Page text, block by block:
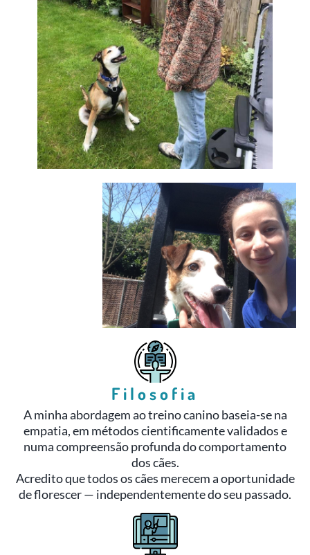
Filosofia
A minha abordagem ao treino canino baseia-se na
empatia, em métodos cientificamente validados e
numa compreensão profunda do comportamento
dos cães.
Acredito que todos os cães merecem a oportunidade
de florescer — independentemente do seu passado.